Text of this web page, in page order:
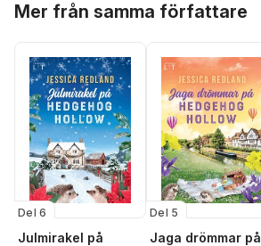
Mer från samma författare
Del 6
Julmirakel på
Del 5
Jaga drömmar på